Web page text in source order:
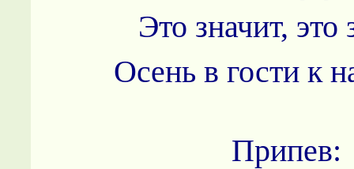
Это значит, это
Осень в гости к
Припев: